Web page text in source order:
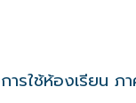
ารใช้ห้องเรียน ภ